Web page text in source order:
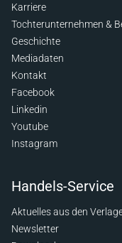
Karriere
Tochterunternehmen &
Geschichte
Mediadaten
Kontakt
Facebook
Linkedin
Youtube
Instagram
Handels-Service
Aktuelles aus den
Newsletter